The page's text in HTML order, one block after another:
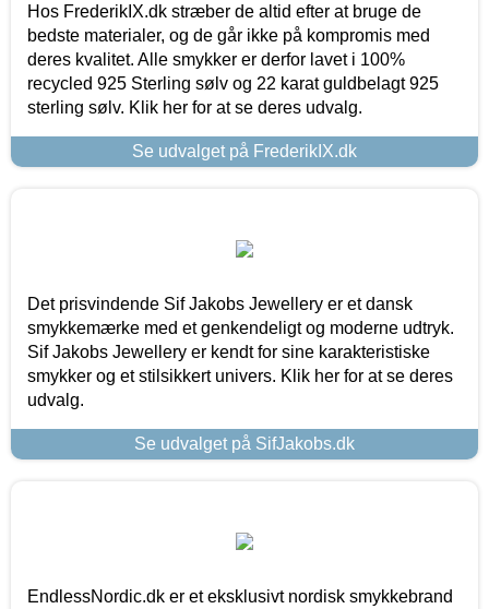
Hos FrederikIX.dk stræber de altid efter at bruge de
bedste materialer, og de går ikke på kompromis med
deres kvalitet. Alle smykker er derfor lavet i 100%
recycled 925 Sterling sølv og 22 karat guldbelagt 925
sterling sølv. Klik her for at se deres udvalg.
Se udvalget på FrederikIX.dk
Det prisvindende Sif Jakobs Jewellery er et dansk
smykkemærke med et genkendeligt og moderne udtryk.
Sif Jakobs Jewellery er kendt for sine karakteristiske
smykker og et stilsikkert univers. Klik her for at se deres
udvalg.
Se udvalget på SifJakobs.dk
EndlessNordic.dk er et eksklusivt nordisk smykkebrand